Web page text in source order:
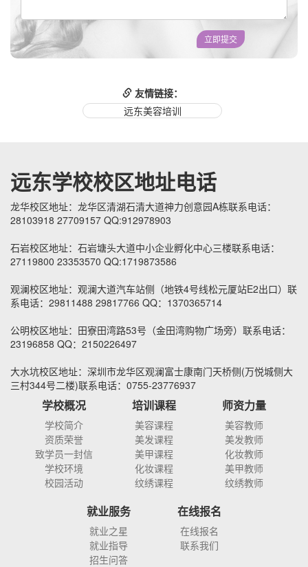
立即提交
友情链接：
远东美容培训
远东学校校区地址电话
龙华校区地址：龙华区清湖石清大道神力创意园A栋联系电话：
28103918 27709157 QQ:912978903
石岩校区地址：石岩塘头大道中小企业孵化中心三楼联系电话：
27119800 23353570 QQ:1719873586
观澜校区地址：观澜大道汽车站侧（地铁4号线松元厦站E2出口）联
系电话：29811488 29817766 QQ：1370365714
公明校区地址：田寮田湾路53号（金田湾购物广场旁）联系电话：
23196858 QQ：2150226497
大水坑校区地址：深圳市龙华区观澜富士康南门天桥侧(万悦城侧大
三村344号二楼)联系电话：0755-23776937
学校概况
学校简介
资质荣誉
致学员一封信
学校环境
校园活动
培训课程
美容课程
美发课程
美甲课程
化妆课程
纹绣课程
师资力量
美容教师
美发教师
化妆教师
美甲教师
纹绣教师
就业服务
就业之星
就业指导
招生问答
在线报名
在线报名
联系我们